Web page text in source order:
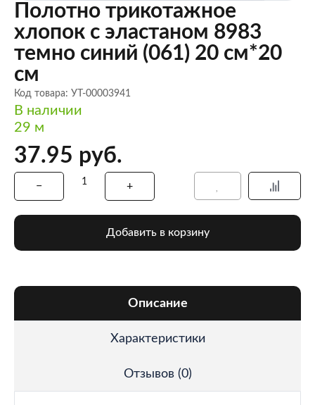
Полотно трикотажное
хлопок с эластаном 8983
темно синий (061) 20 см*20
см
Код товара: УТ-00003941
В наличии
29 м
37.95 руб.
Добавить в корзину
Описание
Характеристики
Отзывов (0)